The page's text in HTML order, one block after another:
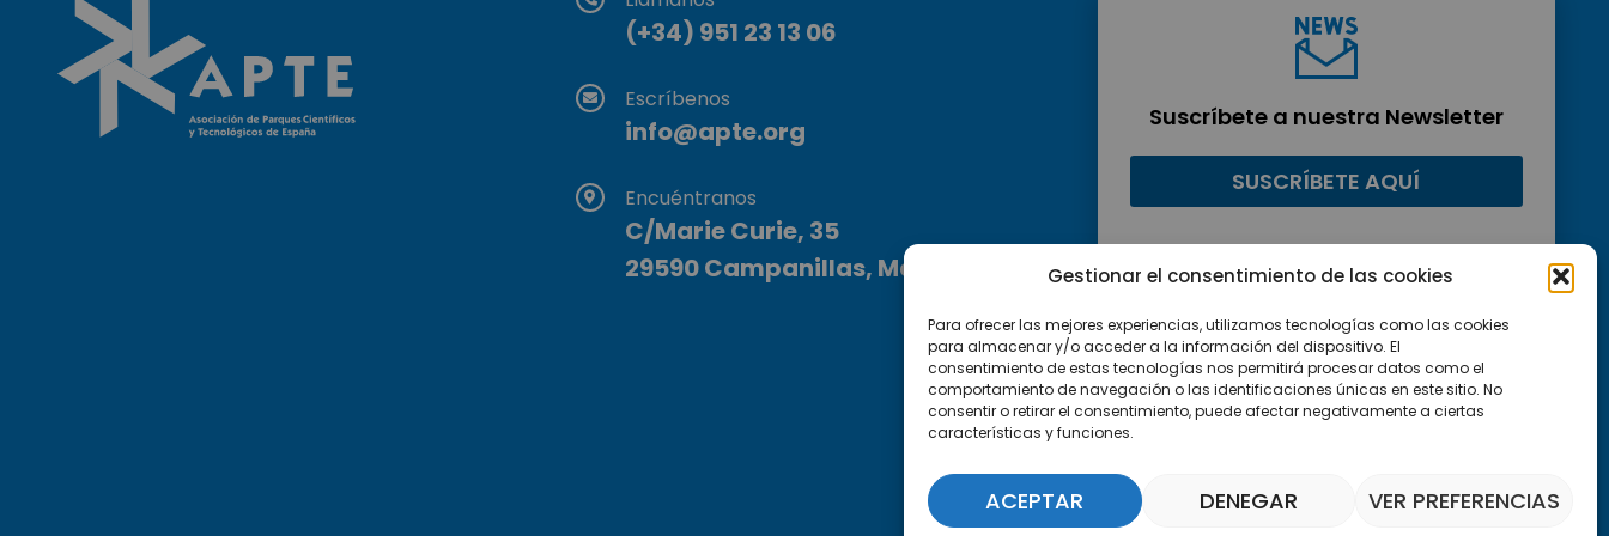
Gestionar el consentimiento de las cookies
Para ofrecer las mejores experiencias, utilizamos tecnologías como las cookies
para almacenar y/o acceder a la información del dispositivo. El
consentimiento de estas tecnologías nos permitirá procesar datos como el
comportamiento de navegación o las identificaciones únicas en este sitio. No
consentir o retirar el consentimiento, puede afectar negativamente a ciertas
características y funciones.
ACEPTAR DENEGAR VER PREFERENCIAS
(+34) 951 23 13 06
Escríbenos
info@apte.org
Encuéntranos
C/Marie Curie, 35
29590 Campanillas, Málaga
Suscríbete a nuestra Newsletter
SUSCRÍBETE AQUÍ